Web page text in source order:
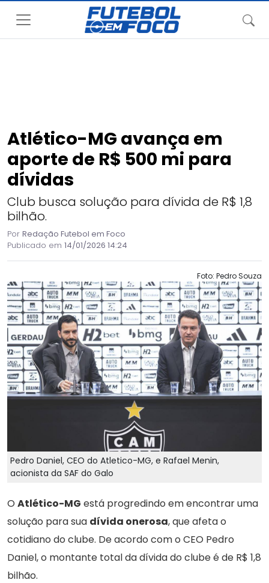
Atlético-MG avança em
aporte de R$ 500 mi para
dívidas
Club busca solução para dívida de R$ 1,8
bilhão.
Por Redação Futebol em Foco
Publicado em 14/01/2026 14:24
Foto: Pedro Souza
Pedro Daniel, CEO do Atletico-MG, e Rafael Menin,
acionista da SAF do Galo
O Atlético-MG está progredindo em encontrar uma
solução para sua dívida onerosa, que afeta o
cotidiano do clube. De acordo com o CEO Pedro
Daniel, o montante total da dívida do clube é de R$ 1,8
bilhão.